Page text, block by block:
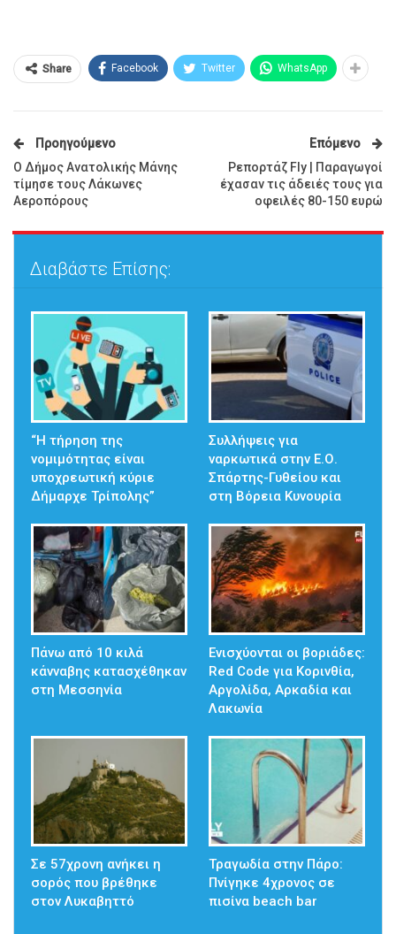
Share Facebook Twitter WhatsApp
Προηγούμενο
Ο Δήμος Ανατολικής Μάνης
τίμησε τους Λάκωνες
Αεροπόρους
Επόμενο
Ρεπορτάζ Fly | Παραγωγοί
έχασαν τις άδειές τους για
οφειλές 80-150 ευρώ
Διαβάστε Επίσης:
“Η τήρηση της
νομιμότητας είναι
υποχρεωτική κύριε
Δήμαρχε Τρίπολης”
Συλλήψεις για
ναρκωτικά στην Ε.Ο.
Σπάρτης-Γυθείου και
στη Βόρεια Κυνουρία
Πάνω από 10 κιλά
κάνναβης κατασχέθηκαν
στη Μεσσηνία
Ενισχύονται οι βοριάδες:
Red Code για Κορινθία,
Αργολίδα, Αρκαδία και
Λακωνία
Σε 57χρονη ανήκει η
σορός που βρέθηκε
στον Λυκαβηττό
Τραγωδία στην Πάρο:
Πνίγηκε 4χρονος σε
πισίνα beach bar